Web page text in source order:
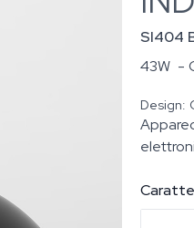
SI404
43W -
Design: